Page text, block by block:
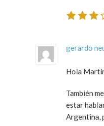
gerardo
Hola
También
estar
Argentina,